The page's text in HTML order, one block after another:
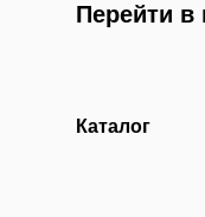
Каталог
Перейти в